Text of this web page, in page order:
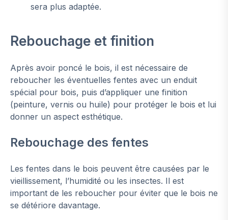
sera plus adaptée.
Rebouchage et finition
Après avoir poncé le bois, il est nécessaire de
reboucher les éventuelles fentes avec un enduit
spécial pour bois, puis d’appliquer une finition
(peinture, vernis ou huile) pour protéger le bois et lui
donner un aspect esthétique.
Rebouchage des fentes
Les fentes dans le bois peuvent être causées par le
vieillissement, l’humidité ou les insectes. Il est
important de les reboucher pour éviter que le bois ne
se détériore davantage.